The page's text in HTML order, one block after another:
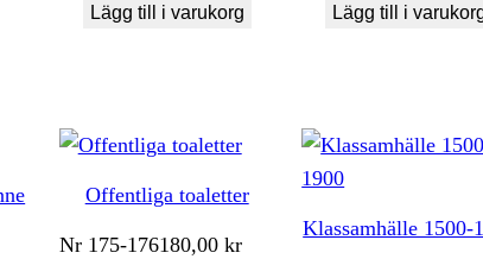
Lägg till i varukorg Lägg till i
Offentliga toaletter
Nr 175-176180,00 kr
Klassamhälle 1500-